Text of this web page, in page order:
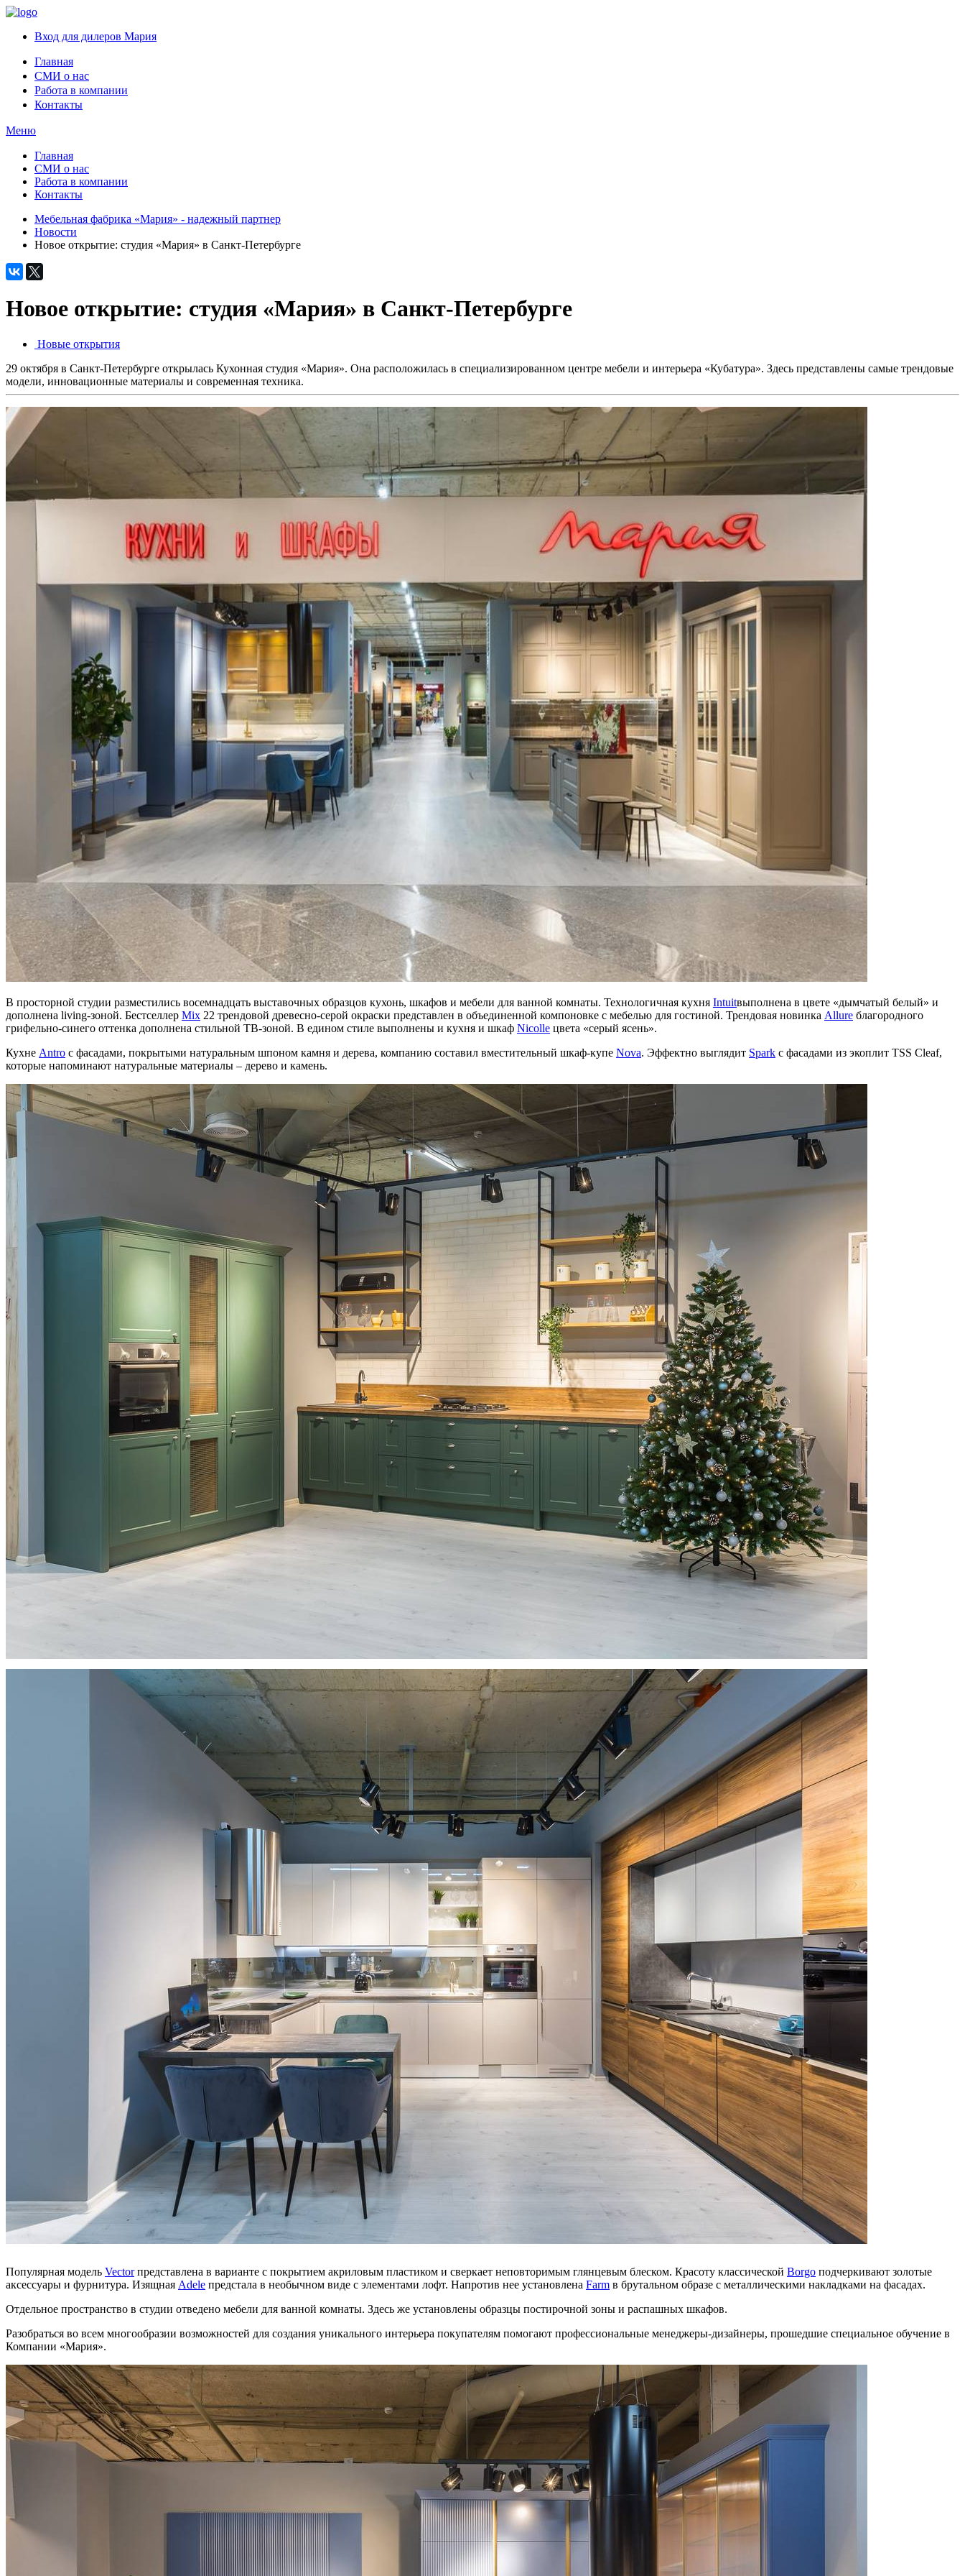
Вход для дилеров Мария
Главная
СМИ о нас
Работа в компании
Контакты
Меню
Главная
СМИ о нас
Работа в компании
Контакты
Мебельная фабрика «Мария» - надежный партнер
Новости
Новое открытие: студия «Мария» в Санкт-Петербурге
Новое открытие: студия «Мария» в Санкт-Петербурге
Новые открытия
29 октября в Санкт-Петербурге открылась Кухонная студия «Мария». Она расположилась в специализированном центре мебели и интерьера «Кубатура». Здесь представлены самые трендовые
модели, инновационные материалы и современная техника.
В просторной студии разместились восемнадцать выставочных образцов кухонь, шкафов и мебели для ванной комнаты. Технологичная кухня Intuitвыполнена в цвете «дымчатый белый» и
дополнена living-зоной. Бестселлер Mix 22 трендовой древесно-серой окраски представлен в объединенной компоновке с мебелью для гостиной. Трендовая новинка Allure благородного
грифельно-синего оттенка дополнена стильной ТВ-зоной. В едином стиле выполнены и кухня и шкаф Nicolle цвета «серый ясень».
Кухне Antro с фасадами, покрытыми натуральным шпоном камня и дерева, компанию составил вместительный шкаф-купе Nova. Эффектно выглядит Spark с фасадами из экоплит TSS Cleaf,
которые напоминают натуральные материалы – дерево и камень.
Популярная модель Vectorпредставлена в варианте с покрытием акриловым пластиком и сверкает неповторимым глянцевым блеском. Красоту классической Borgo подчеркивают золотые
аксессуары и фурнитура. Изящная Adele предстала в необычном виде с элементами лофт. Напротив нее установлена Farm в брутальном образе с металлическими накладками на фасадах.
Отдельное пространство в студии отведено мебели для ванной комнаты. Здесь же установлены образцы постирочной зоны и распашных шкафов.
Разобраться во всем многообразии возможностей для создания уникального интерьера покупателям помогают профессиональные менеджеры-дизайнеры, прошедшие специальное обучение в
Компании «Мария».